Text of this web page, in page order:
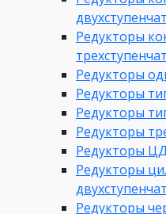
Редукторы
Редукторы
Редукторы
Редукторы
Редукторы
Редукторы
Редукторы
Редукторы